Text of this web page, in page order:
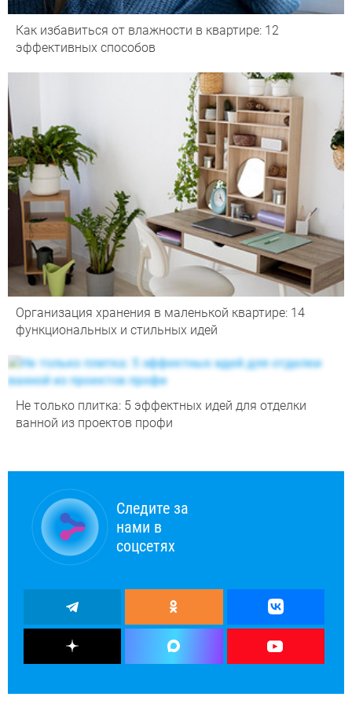
Как избавиться от влажности в квартире: 12
эффективных способов
Организация хранения в маленькой квартире: 14
функциональных и стильных идей
Не только плитка: 5 эффектных идей для отделки
ванной из проектов профи
Следите за
нами в
соцсетях